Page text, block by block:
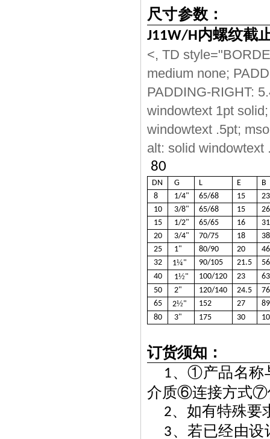
尺寸参数：
J11W/H 内螺纹截
<, TD
medium none;
PADDING-RIGHT:
windowtext 1pt
windowtext .5pt;
alt: solid windowtext
80
DN G L E
B
8
1/4" 65/68 15
23
10
3/8" 65/68 15
26
15
1/2" 65/65 16
31
20
3/4" 70/75 18
38
25
1" 80/90 20
46
32
1¼" 90/105 21.5
56
40
1½" 100/120 23
63
50
2" 120/140 24.5
76
65
2½" 152 27
89
80
3" 175 30
订货须知：
1、①产品名
介质⑥连接方式⑦
2、如有特殊要
3、若已经由